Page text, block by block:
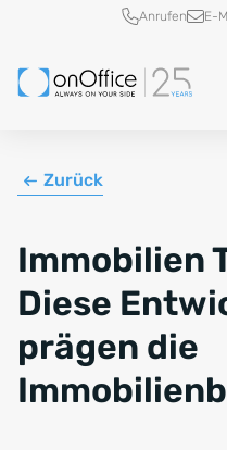
Schnellzugriff
Anrufen E-
Zurück
Immobilien
Diese
prägen die